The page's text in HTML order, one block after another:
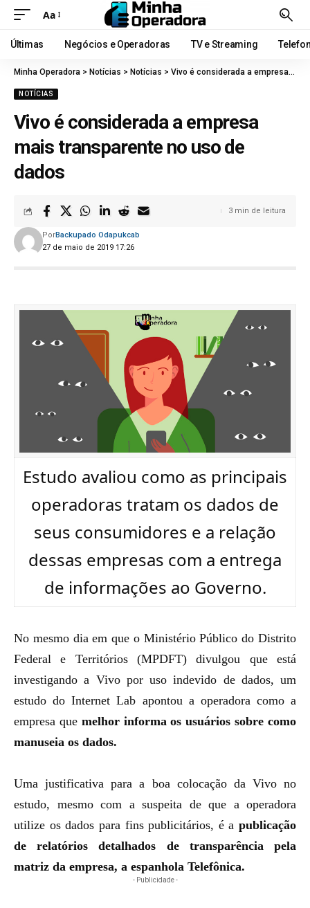
Aa
Últimas Negócios e Operadoras TV e Streaming
Minha Operadora > Notícias > Notícias > Vivo é considerada a empresa mais transparente no uso de dados
NOTÍCIAS
Vivo é considerada a empresa
mais transparente no uso de
dados
27 de maio de 2019 17:26
PorBackupado Odapukcab
3 min de leitura
Estudo avaliou como as principais
operadoras tratam os dados de
seus consumidores e a relação
dessas empresas com a entrega
de informações ao Governo.
No mesmo dia em que o Ministério Público do Distrito
Federal e Territórios (MPDFT) divulgou que está
investigando a Vivo por uso indevido de dados, um
estudo do Internet Lab apontou a operadora como a
empresa que melhor informa os usuários sobre como
manuseia os dados.
Uma justificativa para a boa colocação da Vivo no
estudo, mesmo com a suspeita de que a operadora
utilize os dados para fins publicitários, é a publicação
de relatórios detalhados de transparência pela
matriz da empresa, a espanhola Telefônica.
- Publicidade -